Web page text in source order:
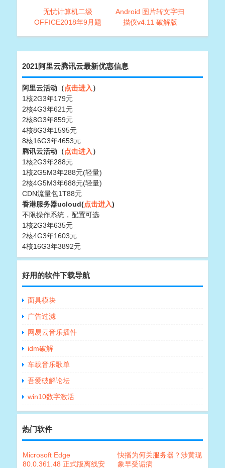
无忧计算机二级
OFFICE2018年9月题
Android 图片转文字扫
描仪v4.11 破解版
2021阿里云腾讯云最新优惠信息
阿里云活动（点击进入）
1核2G3年179元
2核4G3年621元
2核8G3年859元
4核8G3年1595元
8核16G3年4653元
腾讯云活动（点击进入）
1核2G3年288元
1核2G5M3年288元(轻量)
2核4G5M3年688元(轻量)
CDN流量包1T88元
香港服务器ucloud(点击进入)
不限操作系统，配置可选
1核2G3年635元
2核4G3年1603元
4核16G3年3892元
好用的软件下载导航
面具模块
广告过滤
网易云音乐插件
idm破解
车载音乐歌单
吾爱破解论坛
win10数字激活
热门软件
Microsoft Edge
80.0.361.48 正式版离线安
快播为何关服务器？涉黄现
象早受诟病